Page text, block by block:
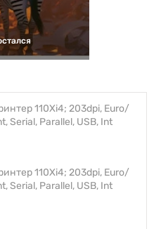
110Xi4; 203dpi, Euro/
Serial, Parallel, USB, Int
110Xi4; 203dpi, Euro/
Serial, Parallel, USB, Int